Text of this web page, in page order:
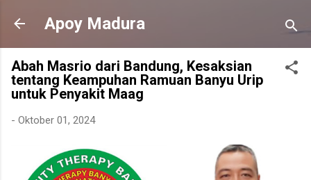
Langsung ke konten utama
Apoy Madura
Abah Masrio dari Bandung, Kesaksian
tentang Keampuhan Ramuan Banyu Urip
untuk Penyakit Maag
- Oktober 01, 2024